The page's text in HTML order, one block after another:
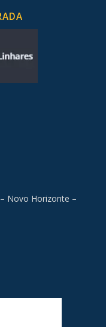
Novo Horizonte –